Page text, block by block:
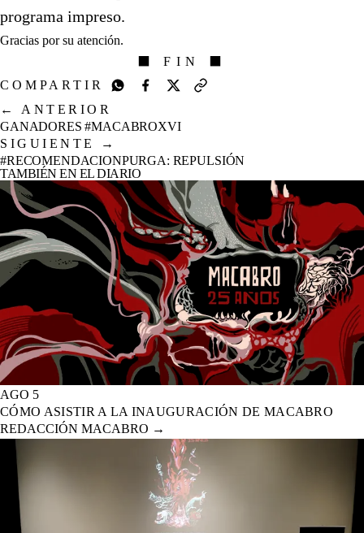
programa impreso.
Gracias por su atención.
⬛ FIN ⬛
COMPARTIR
← ANTERIOR
GANADORES #MACABROXVI
SIGUIENTE
→
#RECOMENDACIONPURGA: REPULSIÓN
TAMBIÉN EN EL DIARIO
AGO 5
CÓMO ASISTIR A LA INAUGURACIÓN DE MACABRO
REDACCIÓN MACABRO →